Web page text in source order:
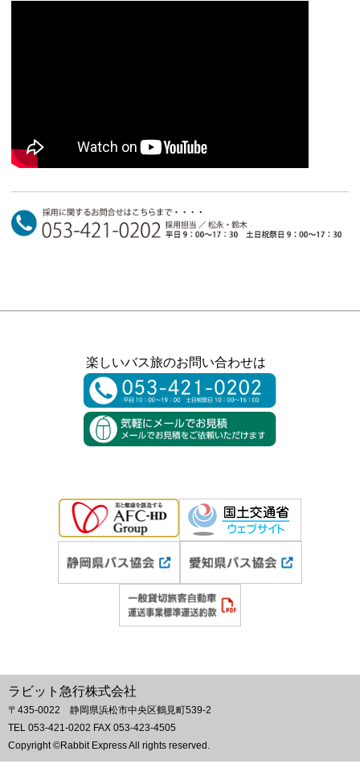
楽しいバス旅のお問い合わせは
ラビット急行株式会社
〒435-0022 静岡県浜松市中央区鶴見町539-2
TEL 053-421-0202 FAX 053-423-4505
Copyright ©Rabbit Express All rights reserved.